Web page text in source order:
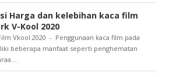
Harga dan kelebihan kaca film
V-Kool 2020
Vkool 2020 - Penggunaan kaca film pada
beberapa manfaat seperti penghematan